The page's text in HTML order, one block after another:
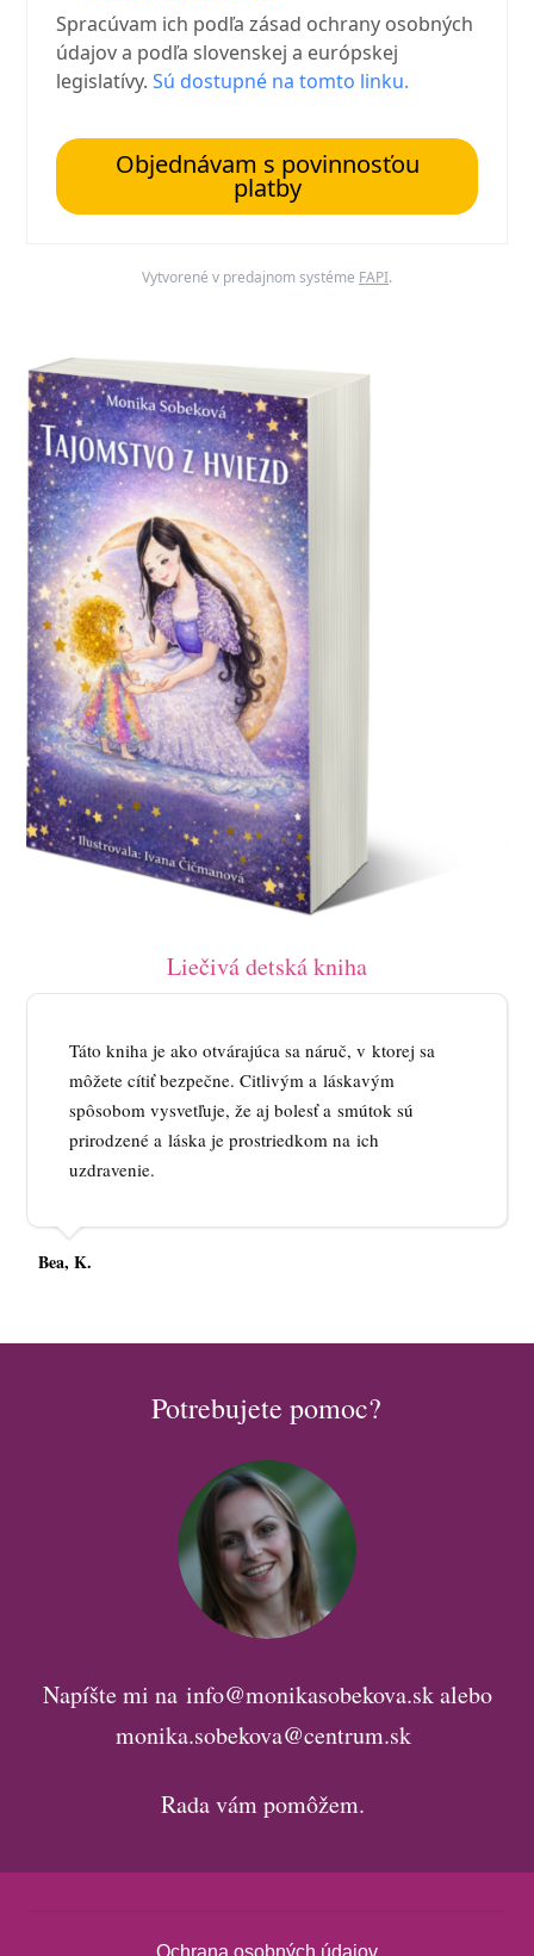
Spracúvam ich podľa zásad ochrany osobných
údajov a podľa slovenskej a európskej
legislatívy.Sú dostupné na tomto linku.
Objednávam s povinnosťou
platby
Vytvorené v predajnom systéme FAPI.
Liečivá detská kniha
Táto kniha je ako otvárajúca sa náruč, v ktorej sa
môžete cítiť bezpečne. Citlivým a láskavým
spôsobom vysvetľuje, že aj bolesť a smútok sú
prirodzené a láska je prostriedkom na ich
uzdravenie.
Bea, K.
Potrebujete pomoc?
Napíšte mi na info@monikasobekova.sk alebo
monika.sobekova@centrum.sk
Rada vám pomôžem.